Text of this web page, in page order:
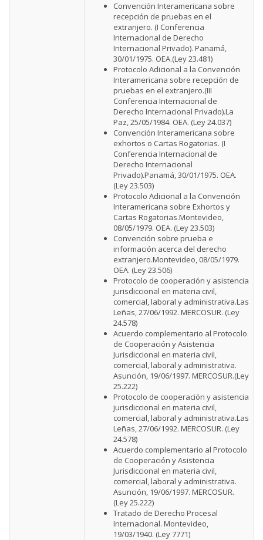
Convención Interamericana sobre
recepción de pruebas en el
extranjero. (I Conferencia
Internacional de Derecho
Internacional Privado). Panamá,
30/01/1975. OEA.(Ley 23.481)
Protocolo Adicional a la Convención
Interamericana sobre recepción de
pruebas en el extranjero.(III
Conferencia Internacional de
Derecho Internacional Privado).La
Paz, 25/05/1984. OEA. (Ley 24.037)
Convención Interamericana sobre
exhortos o Cartas Rogatorias. (I
Conferencia Internacional de
Derecho Internacional
Privado).Panamá, 30/01/1975. OEA.
(Ley 23.503)
Protocolo Adicional a la Convención
Interamericana sobre Exhortos y
Cartas Rogatorias.Montevideo,
08/05/1979. OEA. (Ley 23.503)
Convención sobre prueba e
información acerca del derecho
extranjero.Montevideo, 08/05/1979.
OEA. (Ley 23.506)
Protocolo de cooperación y asistencia
jurisdiccional en materia civil,
comercial, laboral y administrativa.Las
Leñas, 27/06/1992. MERCOSUR. (Ley
24.578)
Acuerdo complementario al Protocolo
de Cooperación y Asistencia
Jurisdiccional en materia civil,
comercial, laboral y administrativa.
Asunción, 19/06/1997. MERCOSUR.(Ley
25.222)
Protocolo de cooperación y asistencia
jurisdiccional en materia civil,
comercial, laboral y administrativa.Las
Leñas, 27/06/1992. MERCOSUR. (Ley
24.578)
Acuerdo complementario al Protocolo
de Cooperación y Asistencia
Jurisdiccional en materia civil,
comercial, laboral y administrativa.
Asunción, 19/06/1997. MERCOSUR.
(Ley 25.222)
Tratado de Derecho Procesal
Internacional. Montevideo,
19/03/1940. (Ley 7771)